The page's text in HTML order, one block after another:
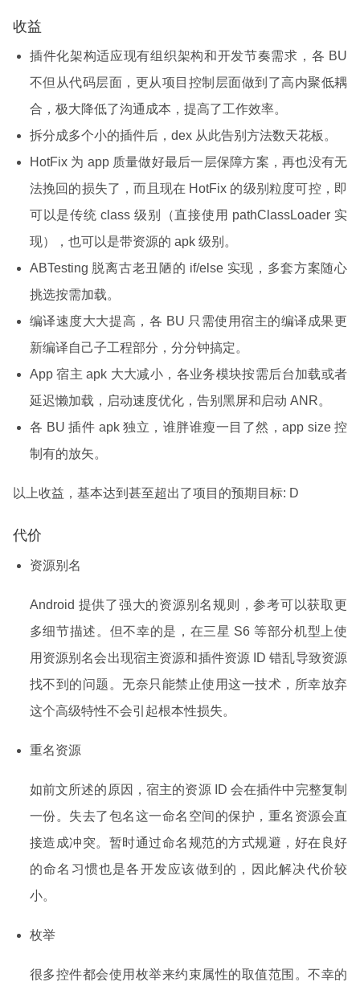
收益
插件化架构适应现有组织架构和开发节奏需求，各 BU
不但从代码层面，更从项目控制层面做到了高内聚低耦
合，极大降低了沟通成本，提高了工作效率。
拆分成多个小的插件后，dex 从此告别方法数天花板。
HotFix 为 app 质量做好最后一层保障方案，再也没有无
法挽回的损失了，而且现在 HotFix 的级别粒度可控，即
可以是传统 class 级别（直接使用 pathClassLoader 实
现），也可以是带资源的 apk 级别。
ABTesting 脱离古老丑陋的 if/else 实现，多套方案随心
挑选按需加载。
编译速度大大提高，各 BU 只需使用宿主的编译成果更
新编译自己子工程部分，分分钟搞定。
App 宿主 apk 大大减小，各业务模块按需后台加载或者
延迟懒加载，启动速度优化，告别黑屏和启动 ANR。
各 BU 插件 apk 独立，谁胖谁瘦一目了然，app size 控
制有的放矢。
以上收益，基本达到甚至超出了项目的预期目标: D
代价
资源别名
Android 提供了强大的资源别名规则，参考可以获取更
多细节描述。但不幸的是，在三星 S6 等部分机型上使
用资源别名会出现宿主资源和插件资源 ID 错乱导致资源
找不到的问题。无奈只能禁止使用这一技术，所幸放弃
这个高级特性不会引起根本性损失。
重名资源
如前文所述的原因，宿主的资源 ID 会在插件中完整复制
一份。失去了包名这一命名空间的保护，重名资源会直
接造成冲突。暂时通过命名规范的方式规避，好在良好
的命名习惯也是各开发应该做到的，因此解决代价较
小。
枚举
很多控件都会使用枚举来约束属性的取值范围。不幸的